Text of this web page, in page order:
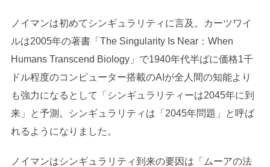
ノイマンは初めてシンギュラリティに言及。カーツワイ
ルは2005年の著書「The Singularity Is Near：When
Humans Transcend Biology」で1940年代半ばに価格1千
ドル程度のコンピューター搭載のAIが全人間の知能より
も強力になるとして「シンギュラリティーは2045年に到
来」と予測。シンギュラリティは「2045年問題」と呼ば
れるようになりました。
ノイマンはシンギュラリティ到来の要因は「ムーアの法